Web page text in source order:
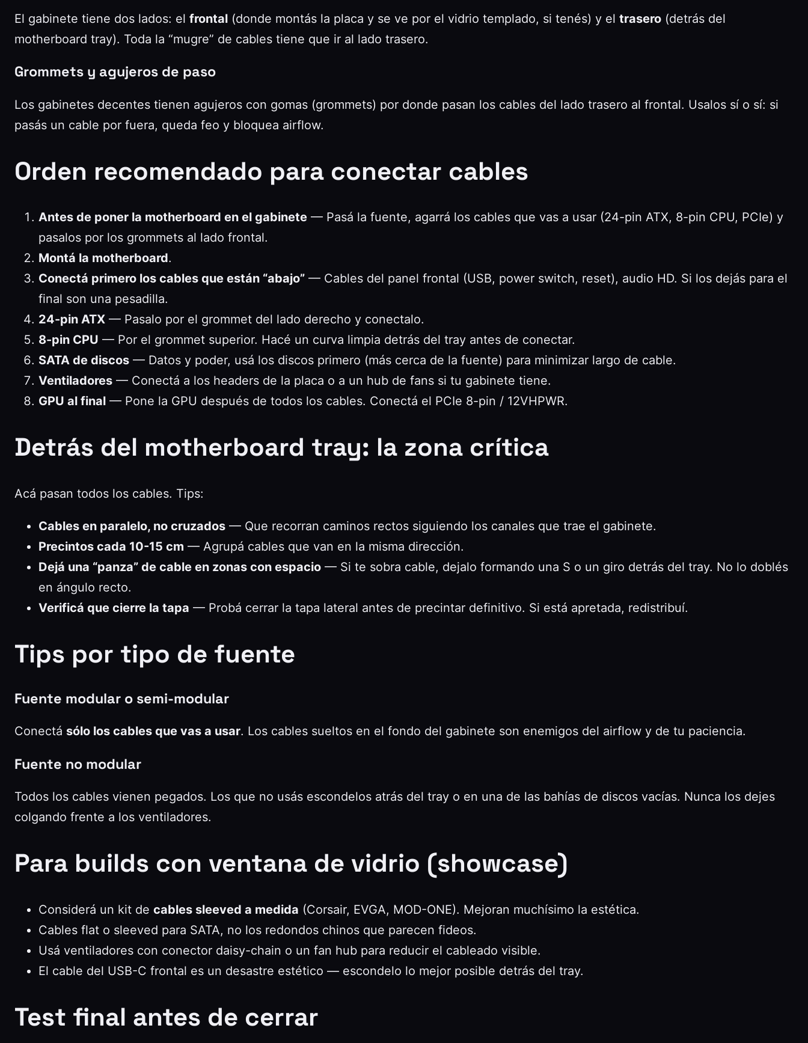
El gabinete tiene dos lados: el frontal (donde montás la placa y se ve por el vidrio templado, si tenés) y el trasero (detrás del
motherboard tray). Toda la “mugre” de cables tiene que ir al lado trasero.
Grommets y agujeros de paso
Los gabinetes decentes tienen agujeros con gomas (grommets) por donde pasan los cables del lado trasero al frontal. Usalos sí o sí: si
pasás un cable por fuera, queda feo y bloquea airflow.
Orden recomendado para conectar cables
Antes de poner la motherboard en el gabinete — Pasá la fuente, agarrá los cables que vas a usar (24-pin ATX, 8-pin CPU, PCIe) y
pasalos por los grommets al lado frontal.
Montá la motherboard.
Conectá primero los cables que están “abajo” — Cables del panel frontal (USB, power switch, reset), audio HD. Si los dejás para el
final son una pesadilla.
24-pin ATX — Pasalo por el grommet del lado derecho y conectalo.
8-pin CPU — Por el grommet superior. Hacé un curva limpia detrás del tray antes de conectar.
SATA de discos — Datos y poder, usá los discos primero (más cerca de la fuente) para minimizar largo de cable.
Ventiladores — Conectá a los headers de la placa o a un hub de fans si tu gabinete tiene.
GPU al final — Pone la GPU después de todos los cables. Conectá el PCIe 8-pin / 12VHPWR.
Detrás del motherboard tray: la zona crítica
Acá pasan todos los cables. Tips:
Cables en paralelo, no cruzados — Que recorran caminos rectos siguiendo los canales que trae el gabinete.
Precintos cada 10-15 cm — Agrupá cables que van en la misma dirección.
Dejá una “panza” de cable en zonas con espacio — Si te sobra cable, dejalo formando una S o un giro detrás del tray. No lo doblés
en ángulo recto.
Verificá que cierre la tapa — Probá cerrar la tapa lateral antes de precintar definitivo. Si está apretada, redistribuí.
Tips por tipo de fuente
Fuente modular o semi-modular
Conectá sólo los cables que vas a usar. Los cables sueltos en el fondo del gabinete son enemigos del airflow y de tu paciencia.
Fuente no modular
Todos los cables vienen pegados. Los que no usás escondelos atrás del tray o en una de las bahías de discos vacías. Nunca los dejes
colgando frente a los ventiladores.
Para builds con ventana de vidrio (showcase)
Considerá un kit de cables sleeved a medida (Corsair, EVGA, MOD-ONE). Mejoran muchísimo la estética.
Cables flat o sleeved para SATA, no los redondos chinos que parecen fideos.
Usá ventiladores con conector daisy-chain o un fan hub para reducir el cableado visible.
El cable del USB-C frontal es un desastre estético — escondelo lo mejor posible detrás del tray.
Test final antes de cerrar